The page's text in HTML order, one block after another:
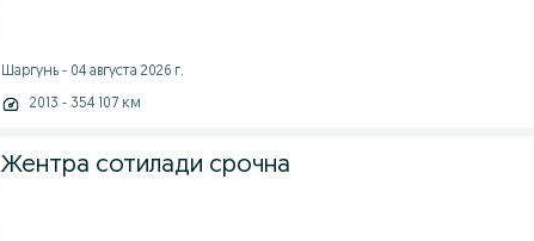
Шаргунь - 04 августа 2026 г.
2013 - 354 107 км
Жентра сотилади срочна